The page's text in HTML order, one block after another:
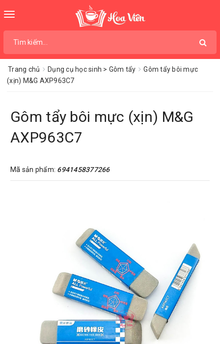
Toggle
Trang chủ Dụng cụ học sinh > Gôm tẩy
Gôm tẩy bôi mực
(xịn) M&G AXP963C7
Gôm tẩy bôi mực (xịn) M&G
AXP963C7
Mã sản phẩm: 6941458377266